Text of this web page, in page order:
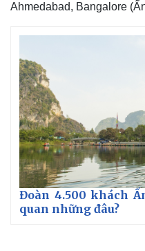
Pháp luật
Vụ án
Tin nóng
Tư vấn luật
Ahmedabad, Bangalore
Đoàn 4.500 khách
quan những đâu?